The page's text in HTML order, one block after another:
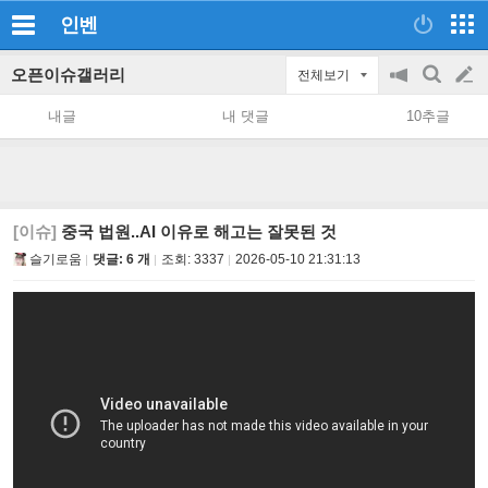
인벤
오픈이슈갤러리 전체보기
공
지
on/off
검
색
글
쓰
내글 내 댓글 10추글
[이슈] 중국 법원..AI 이유로 해고는 잘못된 것
슬기로움 댓글: 6 개 조회: 3337 2026-05-10 21:31:13